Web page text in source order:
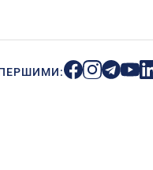
ПЕРШИМИ: